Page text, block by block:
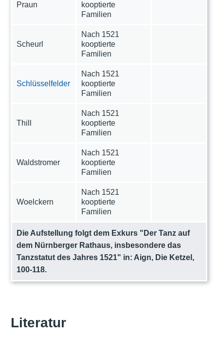
Praun
kooptierte
Familien
Scheurl
Nach 1521
kooptierte
Familien
Schlüsselfelder
Nach 1521
kooptierte
Familien
Thill
Nach 1521
kooptierte
Familien
Waldstromer
Nach 1521
kooptierte
Familien
Woelckern
Nach 1521
kooptierte
Familien
Die Aufstellung folgt dem Exkurs "Der Tanz auf
dem Nürnberger Rathaus, insbesondere das
Tanzstatut des Jahres 1521" in: Aign, Die Ketzel,
100-118.
Literatur